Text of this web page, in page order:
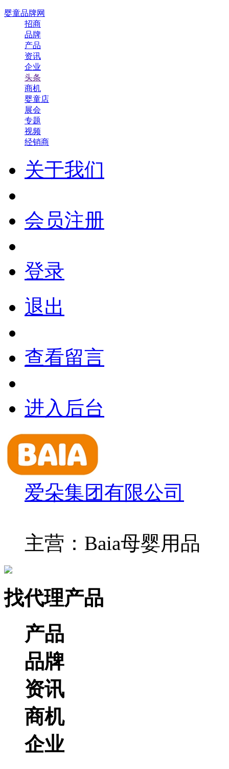
婴童品牌网
招商
品牌
产品
资讯
企业
头条
商机
婴童店
展会
专题
视频
经销商
关于我们
会员注册
登录
退出
查看留言
进入后台
爱朵集团有限公司
主营：Baia母婴用品
找代理产品
产品
品牌
资讯
商机
企业